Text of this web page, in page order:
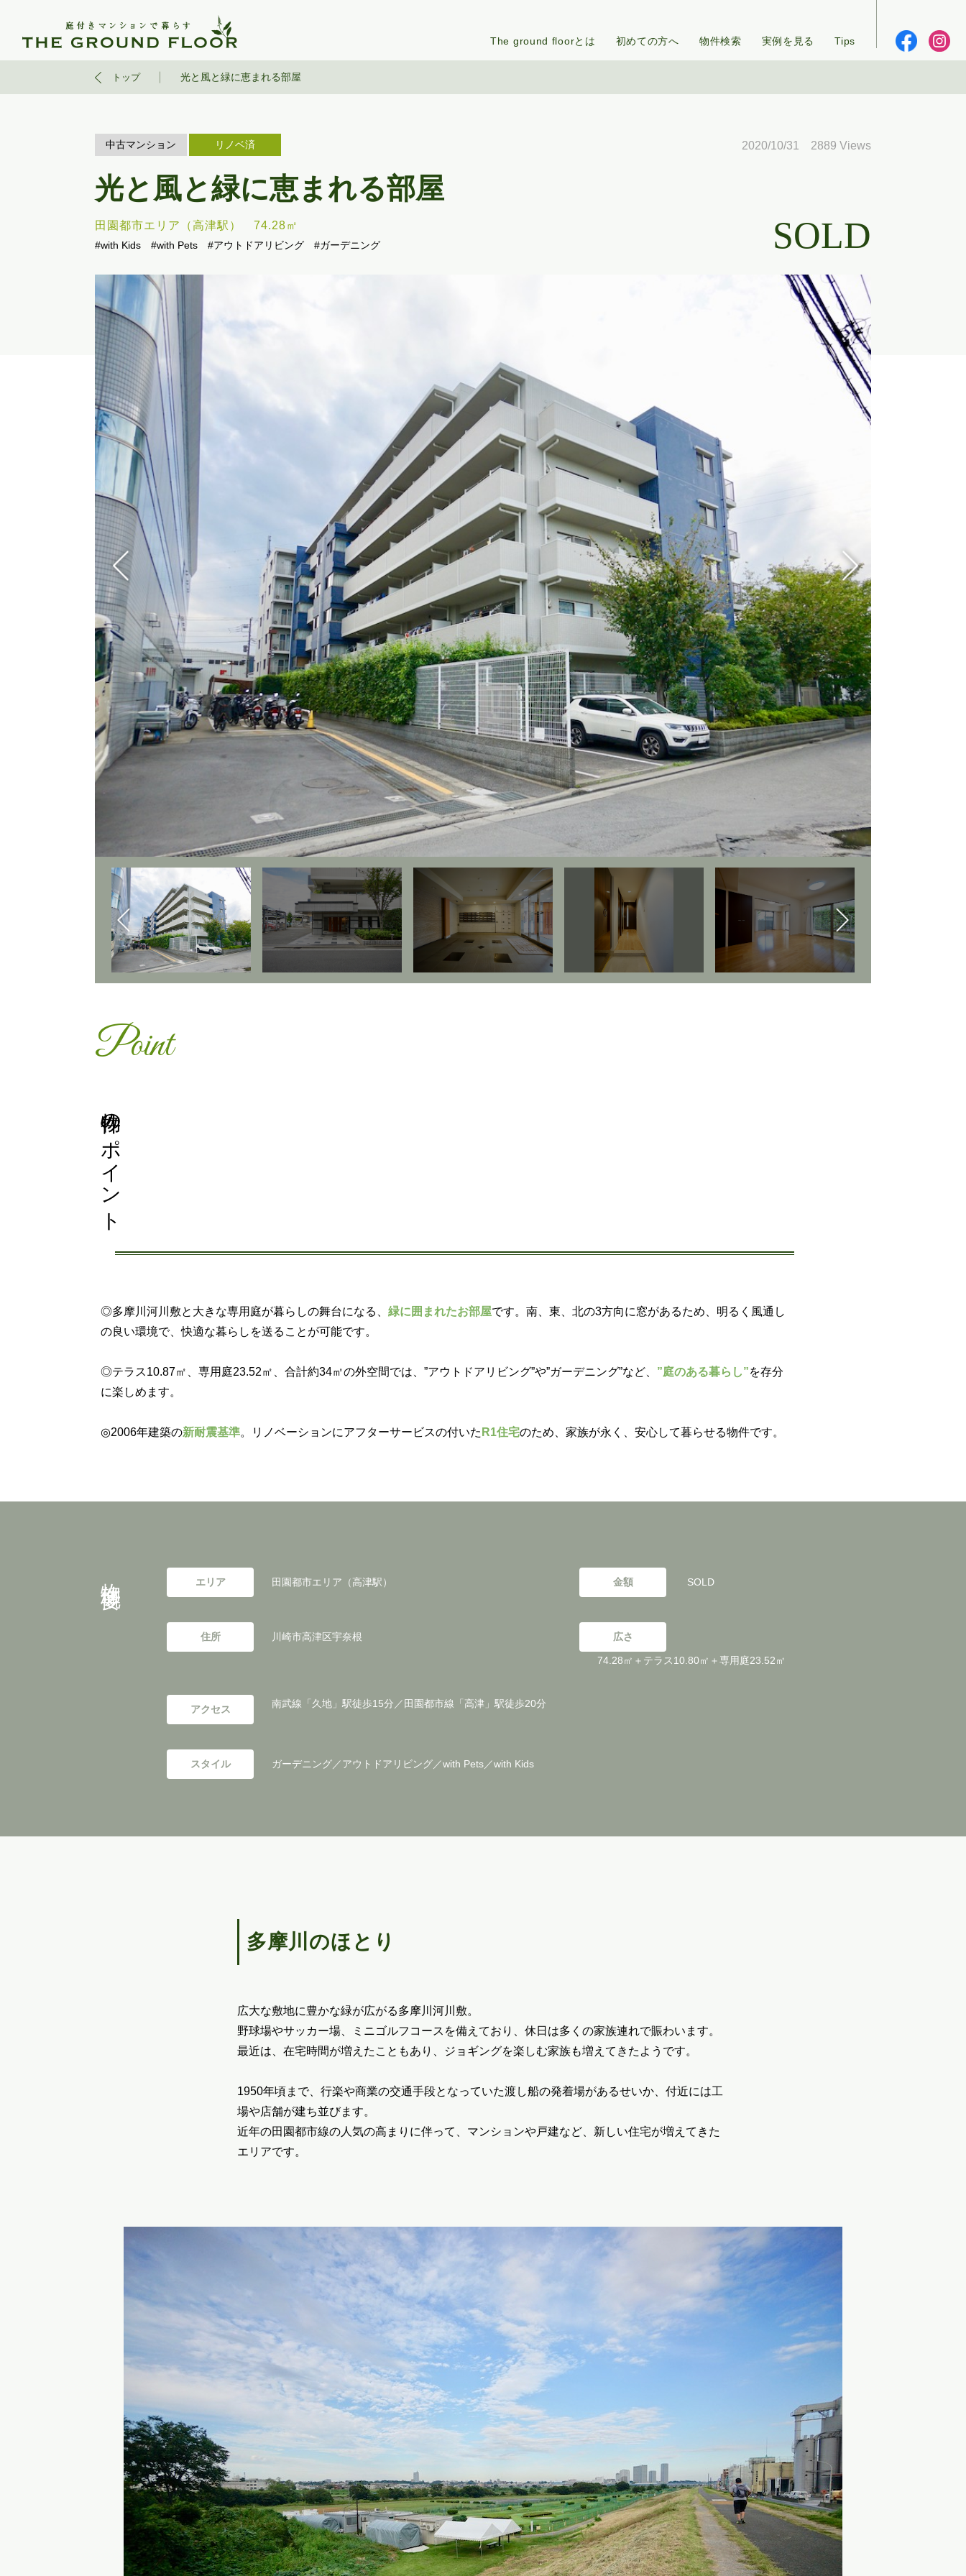
The ground floorとは 初めての方へ 物件検索 実例を見る Tips
トップ 光と風と緑に恵まれる部屋
中古マンション リノベ済 2020/10/31 2889 Views
光と風と緑に恵まれる部屋
田園都市エリア（高津駅） 74.28㎡
#with Kids #with Pets #アウトドアリビング #ガーデニング SOLD
Point
物件のポイント
◎多摩川河川敷と大きな専用庭が暮らしの舞台になる、 緑に囲まれたお部屋です。南、東、北の3方向に窓があるため、明るく風通し
の良い環境で、快適な暮らしを送ることが可能です。
◎テラス10.87㎡、専用庭23.52㎡、合計約34㎡の外空間では、”アウトドアリビング”や”ガーデニング”など、 ”庭のある暮らし”を存分
に楽しめます。
◎2006年建築の新耐震基準。リノベーションにアフターサービスの付いた R1住宅のため、家族が永く、安心して暮らせる物件です。
エリア 田園都市エリア（高津駅） 金額 SOLD
住所 川崎市高津区宇奈根 広さ
74.28㎡＋テラス10.80㎡＋専用庭23.52㎡
アクセス 南武線「久地」駅徒歩15分／田園都市線「高津」駅徒歩20分
スタイル ガーデニング／アウトドアリビング／with Pets／with Kids
多摩川のほとり
広大な敷地に豊かな緑が広がる多摩川河川敷。
野球場やサッカー場、ミニゴルフコースを備えており、休日は多くの家族連れで賑わいます。
最近は、在宅時間が増えたこともあり、ジョギングを楽しむ家族も増えてきたようです。
1950年頃まで、行楽や商業の交通手段となっていた渡し船の発着場があるせいか、付近には工
場や店舗が建ち並びます。
近年の田園都市線の人気の高まりに伴って、マンションや戸建など、新しい住宅が増えてきた
エリアです。